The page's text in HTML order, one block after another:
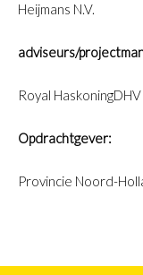
Heijmans N.V.
adviseurs/
Royal HaskoningDHV
Opdrachtgever:
Provincie Noord-